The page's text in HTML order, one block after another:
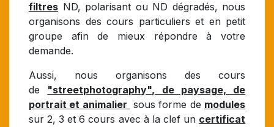
filtres ND, polarisant ou ND dégradés, nous
organisons des cours particuliers et en petit
groupe afin de mieux répondre à votre
demande.
Aussi, nous organisons des cours
de "streetphotography", de paysage, de
portrait et animalier sous forme de modules
sur 2, 3 et 6 cours avec à la clef un certificat